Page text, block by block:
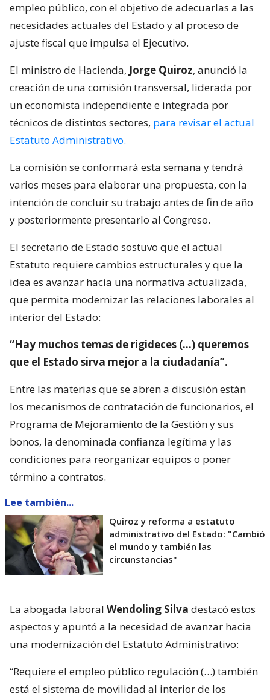
empleo público, con el objetivo de adecuarlas a las
necesidades actuales del Estado y al proceso de
ajuste fiscal que impulsa el Ejecutivo.
El ministro de Hacienda, Jorge Quiroz, anunció la
creación de una comisión transversal, liderada por
un economista independiente e integrada por
técnicos de distintos sectores, para revisar el actual
Estatuto Administrativo.
La comisión se conformará esta semana y tendrá
varios meses para elaborar una propuesta, con la
intención de concluir su trabajo antes de fin de año
y posteriormente presentarlo al Congreso.
El secretario de Estado sostuvo que el actual
Estatuto requiere cambios estructurales y que la
idea es avanzar hacia una normativa actualizada,
que permita modernizar las relaciones laborales al
interior del Estado:
“Hay muchos temas de rigideces (…) queremos
que el Estado sirva mejor a la ciudadanía”.
Entre las materias que se abren a discusión están
los mecanismos de contratación de funcionarios, el
Programa de Mejoramiento de la Gestión y sus
bonos, la denominada confianza legítima y las
condiciones para reorganizar equipos o poner
término a contratos.
Lee también...
Quiroz y reforma a estatuto
administrativo del Estado: "Cambió
el mundo y también las
circunstancias"
La abogada laboral Wendoling Silva destacó estos
aspectos y apuntó a la necesidad de avanzar hacia
una modernización del Estatuto Administrativo:
“Requiere el empleo público regulación (…) también
está el sistema de movilidad al interior de los